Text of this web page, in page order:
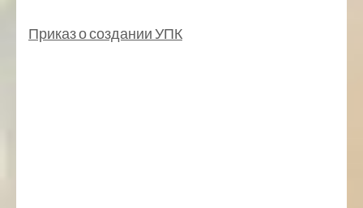
Приказ о создании УПК